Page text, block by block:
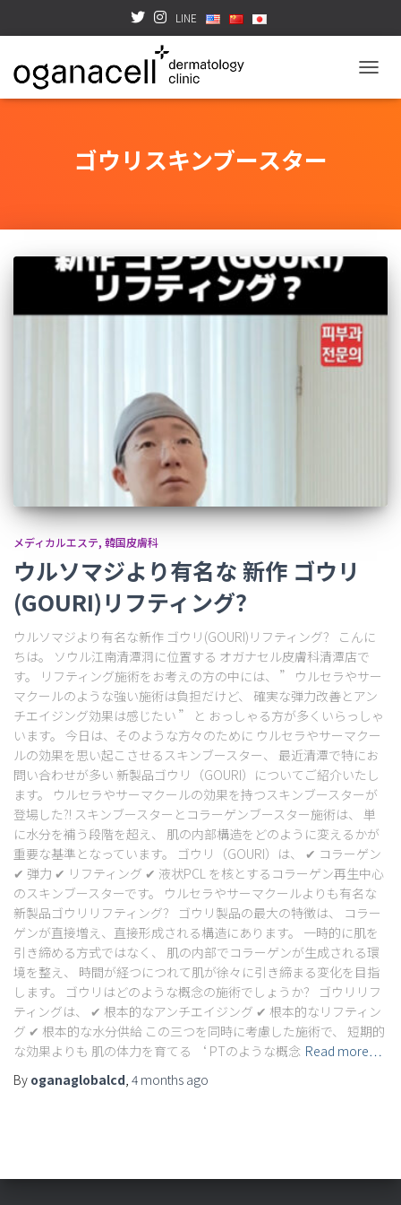
LINE
ゴウリスキンブースター
メディカルエステ 韓国皮膚科
ウルソマジより有名な 新作 ゴウリ
(GOURI)リフティング？
ウルソマジより有名な新作 ゴウリ(GOURI)リフティング？ こんに
ちは。 ソウル江南清潭洞に位置する オガナセル皮膚科清潭店で
す。 リフティング施術をお考えの方の中には、 ” ウルセラやサー
マクールのような強い施術は負担だけど、 確実な弾力改善とアン
チエイジング効果は感じたい ” と おっしゃる方が多くいらっしゃ
います。 今日は、そのような方々のために ウルセラやサーマクー
ルの効果を思い起こさせるスキンブースター、 最近清潭で特にお
問い合わせが多い 新製品ゴウリ（GOURI）についてご紹介いたし
ます。 ウルセラやサーマクールの効果を持つスキンブースターが
登場した?! スキンブースターとコラーゲンブースター施術は、 単
に水分を補う段階を超え、 肌の内部構造をどのように変えるかが
重要な基準となっています。 ゴウリ（GOURI）は、 ✔ コラーゲン
✔ 弾力 ✔ リフティング ✔ 液状PCL を核とするコラーゲン再生中心
のスキンブースターです。 ウルセラやサーマクールよりも有名な
新製品ゴウリリフティング？ ゴウリ製品の最大の特徴は、 コラー
ゲンが直接増え、直接形成される構造にあります。 一時的に肌を
引き締める方式ではなく、 肌の内部でコラーゲンが生成される環
境を整え、 時間が経つにつれて肌が徐々に引き締まる変化を目指
します。 ゴウリはどのような概念の施術でしょうか？ ゴウリリフ
ティングは、 ✔ 根本的なアンチエイジング ✔ 根本的なリフティン
グ ✔ 根本的な水分供給 この三つを同時に考慮した施術で、 短期的
な効果よりも 肌の体力を育てる ‘ PTのような概念 Read more…
By oganaglobalcd 4 months ago